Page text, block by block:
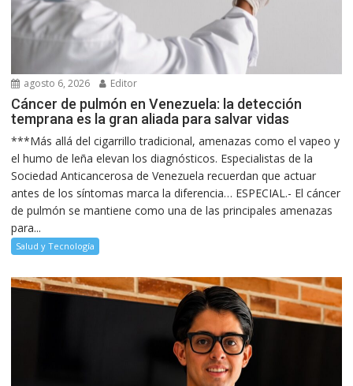
agosto 6, 2026 Editor
Cáncer de pulmón en Venezuela: la detección
temprana es la gran aliada para salvar vidas
***Más allá del cigarrillo tradicional, amenazas como el vapeo y
el humo de leña elevan los diagnósticos. Especialistas de la
Sociedad Anticancerosa de Venezuela recuerdan que actuar
antes de los síntomas marca la diferencia… ESPECIAL.- El cáncer
de pulmón se mantiene como una de las principales amenazas
para...
Salud y Tecnología